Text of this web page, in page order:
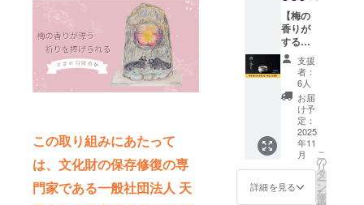
この取り組みにあたって
は、文化財の保存修復の専
門家である一般社団法人 天
値段で
す。 内
容物 ・
ステッ
カー2枚
デザイ
ン：フ
クロウ
と夢咲
く サイ
ズ：約
8cm×8
cm ・お
札 デザ
イン：
【梅の
香りが
する花
のしべ
のよう
な線
香】 梅
の香り
がする
花のし
べのよ
うな線
香をお
届けし
ます。
支援
者：
6人
お届
け予
定：
2025
年11
月
詳細を見る
こ
の
リ
タ
ー
ン
を
選